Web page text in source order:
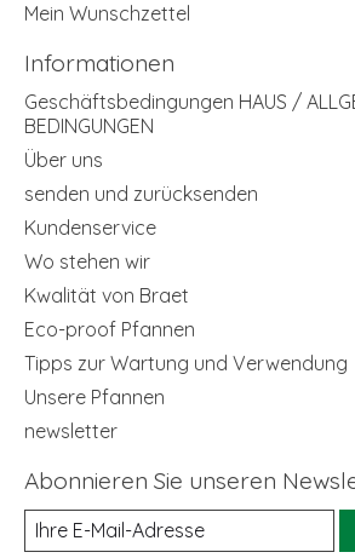
Mein Wunschzettel
Informationen
Geschäftsbedingungen HAUS /
BEDINGUNGEN
Über uns
senden und zurücksenden
Kundenservice
Wo stehen wir
Kwalität von Braet
Eco-proof Pfannen
Tipps zur Wartung und Verwendung
Unsere Pfannen
newsletter
Abonnieren Sie unseren